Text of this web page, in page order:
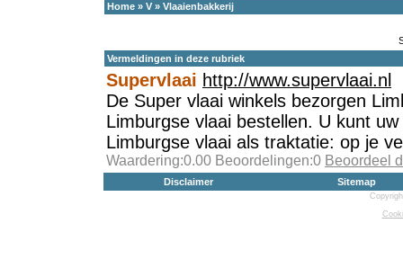
Home » V » Vlaaienbakkerij
Vermeldingen in deze rubriek
Supervlaai http://www.supervlaai.nl
De Super vlaai winkels bezorgen
Limburgse vlaai bestellen. U kunt
Limburgse vlaai als traktatie: op je
Waardering:0.00 Beoordelingen:0 Beoordeel
Disclaimer Sitemap